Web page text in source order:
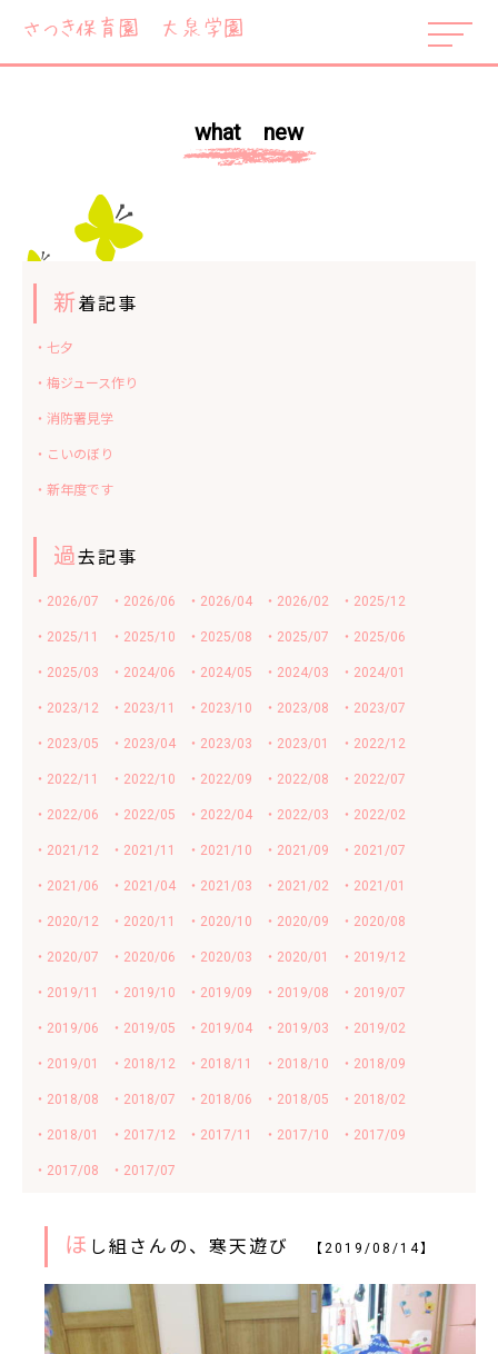
what new
新着記事
・七夕
・梅ジュース作り
・消防署見学
・こいのぼり
・新年度です
過去記事
・2026/07 ・2026/06 ・2026/04 ・2026/02 ・2025/12
・2025/11 ・2025/10 ・2025/08 ・2025/07 ・2025/06
・2025/03 ・2024/06 ・2024/05 ・2024/03 ・2024/01
・2023/12 ・2023/11 ・2023/10 ・2023/08 ・2023/07
・2023/05 ・2023/04 ・2023/03 ・2023/01 ・2022/12
・2022/11 ・2022/10 ・2022/09 ・2022/08 ・2022/07
・2022/06 ・2022/05 ・2022/04 ・2022/03 ・2022/02
・2021/12 ・2021/11 ・2021/10 ・2021/09 ・2021/07
・2021/06 ・2021/04 ・2021/03 ・2021/02 ・2021/01
・2020/12 ・2020/11 ・2020/10 ・2020/09 ・2020/08
・2020/07 ・2020/06 ・2020/03 ・2020/01 ・2019/12
・2019/11 ・2019/10 ・2019/09 ・2019/08 ・2019/07
・2019/06 ・2019/05 ・2019/04 ・2019/03 ・2019/02
・2019/01 ・2018/12 ・2018/11 ・2018/10 ・2018/09
・2018/08 ・2018/07 ・2018/06 ・2018/05 ・2018/02
・2018/01 ・2017/12 ・2017/11 ・2017/10 ・2017/09
・2017/08 ・2017/07
ほ し組さんの、寒天遊び 【2019/08/14】